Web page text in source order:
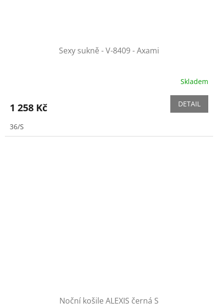
Sexy sukně - V-8409 - Axami
Skladem
1 258 Kč DETAIL
36/S
Noční košile ALEXIS černá S